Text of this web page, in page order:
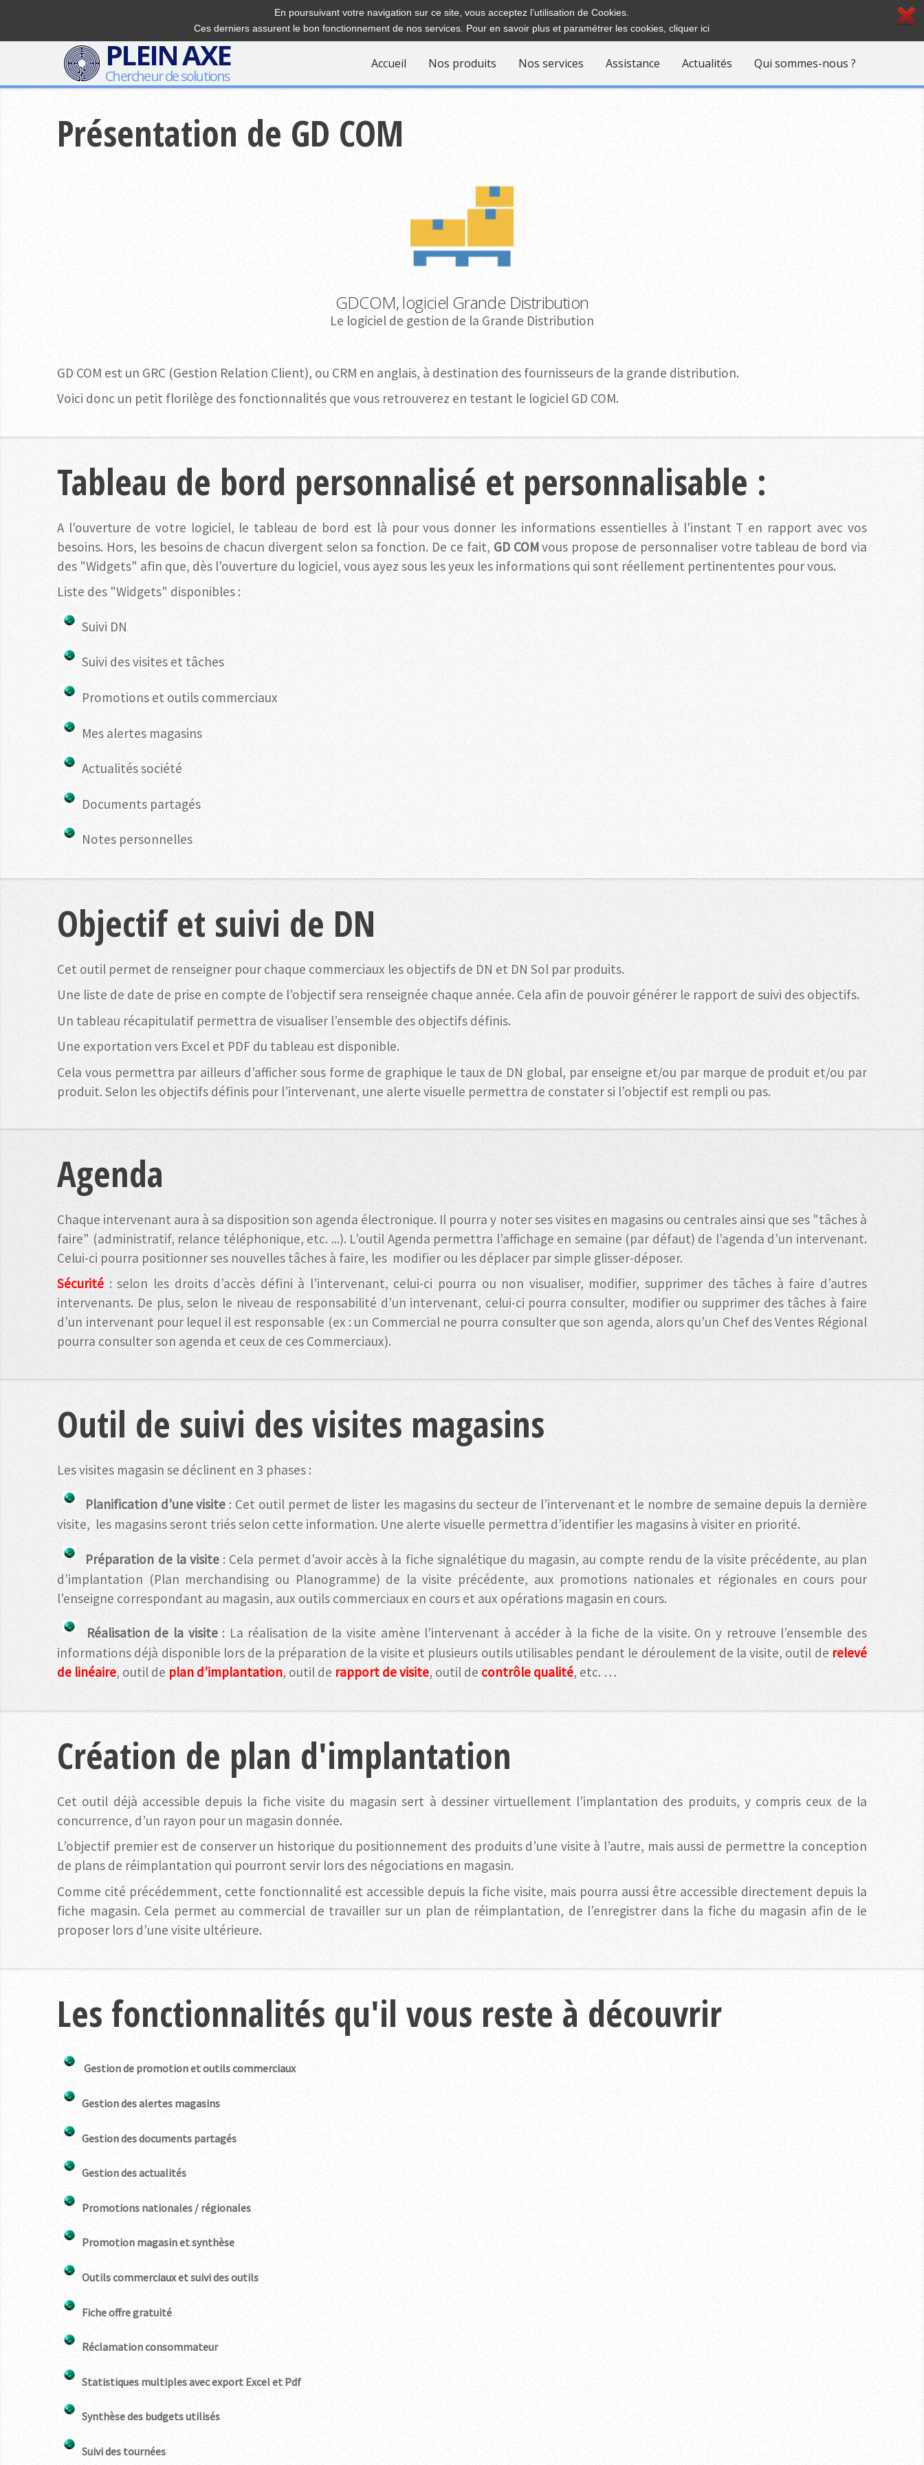
En poursuivant votre navigation sur ce site, vous acceptez l’utilisation de Cookies.
Ces derniers assurent le bon fonctionnement de nos services. Pour en savoir plus et paramétrer les cookies, cliquer ici
PLEIN AXE
Chercheur de solutions
Accueil Nos produits Nos services Assistance Actualités Qui sommes-nous ?
Présentation de GD COM
GDCOM, logiciel Grande Distribution
Le logiciel de gestion de la Grande Distribution
GD COM est un GRC (Gestion Relation Client), ou CRM en anglais, à destination des fournisseurs de la grande distribution.
Voici donc un petit florilège des fonctionnalités que vous retrouverez en testant le logiciel GD COM.
Tableau de bord personnalisé et personnalisable :
A l'ouverture de votre logiciel, le tableau de bord est là pour vous donner les informations essentielles à l'instant T en rapport avec vos
besoins. Hors, les besoins de chacun divergent selon sa fonction. De ce fait, GD COMvous propose de personnaliser votre tableau de bord via
des "Widgets" afin que, dès l'ouverture du logiciel, vous ayez sous les yeux les informations qui sont réellement pertinententes pour vous.
Liste des "Widgets" disponibles :
Suivi DN
Suivi des visites et tâches
Promotions et outils commerciaux
Mes alertes magasins
Actualités société
Documents partagés
Notes personnelles
Objectif et suivi de DN
Cet outil permet de renseigner pour chaque commerciaux les objectifs de DN et DN Sol par produits.
Une liste de date de prise en compte de l’objectif sera renseignée chaque année. Cela afin de pouvoir générer le rapport de suivi des objectifs.
Un tableau récapitulatif permettra de visualiser l’ensemble des objectifs définis.
Une exportation vers Excel et PDF du tableau est disponible.
Cela vous permettra par ailleurs d’afficher sous forme de graphique le taux de DN global, par enseigne et/ou par marque de produit et/ou par
produit. Selon les objectifs définis pour l’intervenant, une alerte visuelle permettra de constater si l’objectif est rempli ou pas.
Agenda
Chaque intervenant aura à sa disposition son agenda électronique. Il pourra y noter ses visites en magasins ou centrales ainsi que ses "tâches à
faire" (administratif, relance téléphonique, etc. ...). L’outil Agenda permettra l’affichage en semaine (par défaut) de l’agenda d’un intervenant.
Celui-ci pourra positionner ses nouvelles tâches à faire, les modifier ou les déplacer par simple glisser-déposer.
Sécurité : selon les droits d’accès défini à l’intervenant, celui-ci pourra ou non visualiser, modifier, supprimer des tâches à faire d’autres
intervenants. De plus, selon le niveau de responsabilité d’un intervenant, celui-ci pourra consulter, modifier ou supprimer des tâches à faire
d’un intervenant pour lequel il est responsable (ex : un Commercial ne pourra consulter que son agenda, alors qu’un Chef des Ventes Régional
pourra consulter son agenda et ceux de ces Commerciaux).
Outil de suivi des visites magasins
Les visites magasin se déclinent en 3 phases :
Planification d’une visite : Cet outil permet de lister les magasins du secteur de l’intervenant et le nombre de semaine depuis la dernière
visite, les magasins seront triés selon cette information. Une alerte visuelle permettra d’identifier les magasins à visiter en priorité.
Préparation de la visite : Cela permet d’avoir accès à la fiche signalétique du magasin, au compte rendu de la visite précédente, au plan
d’implantation (Plan merchandising ou Planogramme) de la visite précédente, aux promotions nationales et régionales en cours pour
l’enseigne correspondant au magasin, aux outils commerciaux en cours et aux opérations magasin en cours.
Réalisation de la visite : La réalisation de la visite amène l’intervenant à accéder à la fiche de la visite. On y retrouve l’ensemble des
informations déjà disponible lors de la préparation de la visite et plusieurs outils utilisables pendant le déroulement de la visite, outil de relevé
de linéaire, outil de plan d’implantation, outil de rapport de visite, outil de contrôle qualité, etc. …
Création de plan d'implantation
Cet outil déjà accessible depuis la fiche visite du magasin sert à dessiner virtuellement l’implantation des produits, y compris ceux de la
concurrence, d’un rayon pour un magasin donnée.
L’objectif premier est de conserver un historique du positionnement des produits d’une visite à l’autre, mais aussi de permettre la conception
de plans de réimplantation qui pourront servir lors des négociations en magasin.
Comme cité précédemment, cette fonctionnalité est accessible depuis la fiche visite, mais pourra aussi être accessible directement depuis la
fiche magasin. Cela permet au commercial de travailler sur un plan de réimplantation, de l’enregistrer dans la fiche du magasin afin de le
proposer lors d’une visite ultérieure.
Les fonctionnalités qu'il vous reste à découvrir
Gestion de promotion et outils commerciaux
Gestion des alertes magasins
Gestion des documents partagés
Gestion des actualités
Promotions nationales / régionales
Promotion magasin et synthèse
Outils commerciaux et suivi des outils
Fiche offre gratuité
Réclamation consommateur
Statistiques multiples avec export Excel et Pdf
Synthèse des budgets utilisés
Suivi des tournées